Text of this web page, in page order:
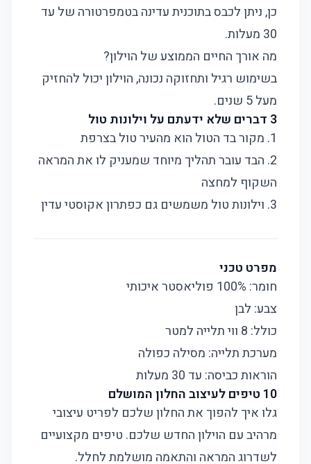
כן, ניתן לכבס בתוכנית עדינה בטמפרטורה של עד
30 מעלות.
מה אורך החיים הממוצע של הוילון?
בשימוש רגיל ותחזוקה נכונה, הוילון יכול להחזיק
מעל 5 שנים.
3 דברים שלא ידעתם על וילונות טול
1. מקור בד הטול הוא מהעיר טול בצרפת
2. הבד עובר תהליך מיוחד שמעניק לו את המראה
השקוף למחצה
3. וילונות טול משמשים גם כפתרון אקוסטי עדין
מפרט טכני
חומר: 100% פוליאסטר איכותי
צבע: לבן
כולל: 8 ווי תלייה למטר
מערכת תלייה: מסילה כפולה
הוראות כביסה: עד 30 מעלות
10 טיפים לעיצוב החלון המושלם
גלו איך להפוך את החלון שלכם לפריט עיצובי
מרהיב עם הוילון החדש שלכם. טיפים מקצועיים
לשדרוג המראה והתאמה מושלמת לחלל.